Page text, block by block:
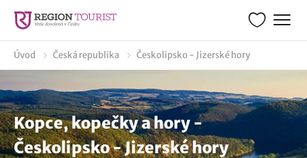
Úvod Česká republika Českolipsko - Jizerské hory
Kopce, kopečky a hory -
Českolipsko - Jizerské hory